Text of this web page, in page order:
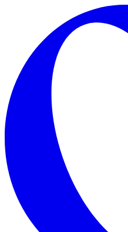
Skip to main content